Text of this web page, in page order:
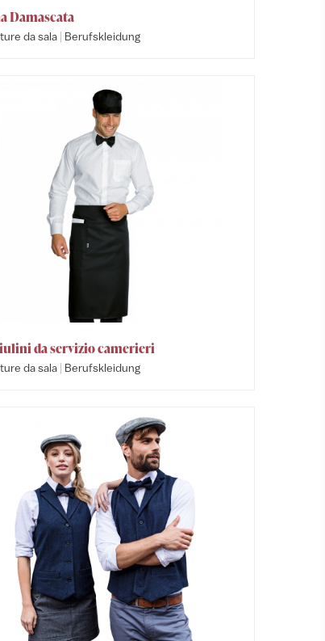
Damascata
da sala | Berufskleidung
da servizio camerieri
da sala | Berufskleidung